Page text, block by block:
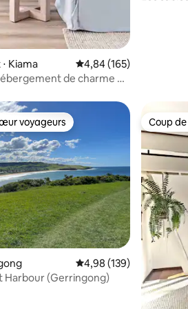
Kiama Évaluation moyenne
4,84 (165)
voyageurs les plus appréciés
voyageurs
Évaluation moyenne
4,98 (139)
Harbour (Gerringong)
Coup
Coup